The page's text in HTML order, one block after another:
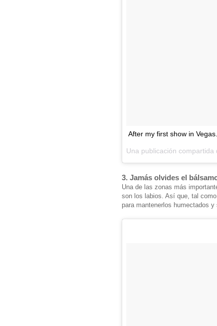
After my first show in
Una publicación
3. Jamás olvides el
Una de las zonas más
son los labios. Así que, tal
para mantenerlos humectados